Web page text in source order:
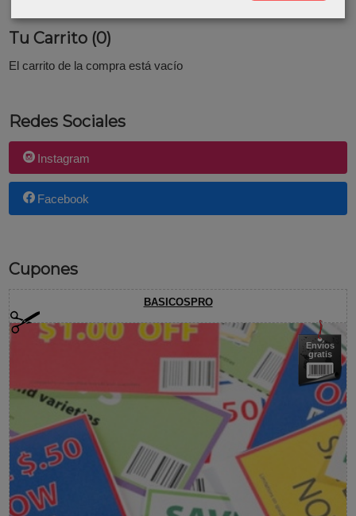
Tu Carrito (0)
El carrito de la compra está vacío
Redes Sociales
Instagram
Facebook
Cupones
BASICOSPRO
Envíos
gratis